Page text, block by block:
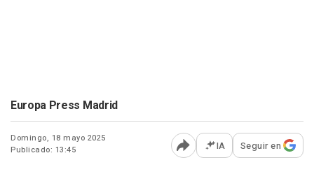
Europa Press Madrid
Domingo, 18 mayo 2025
Publicado: 13:45
Abrir opciones para
IA Seguir en